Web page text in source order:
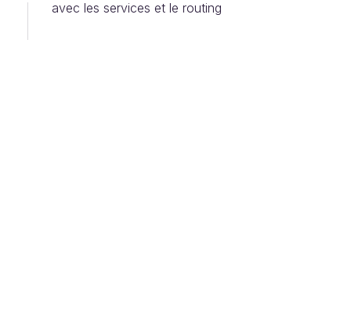
avec les services et le routing
Pour garder en tête les notions clés, vous pouvez